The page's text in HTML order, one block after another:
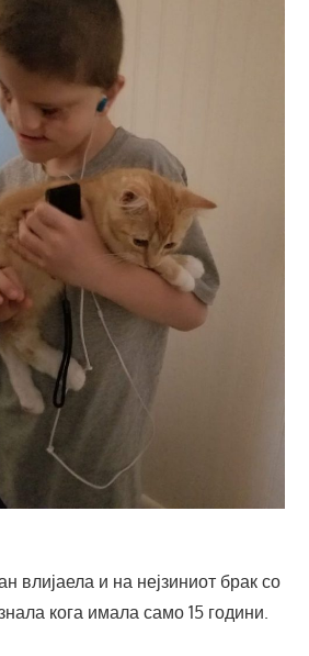
влијаела и на нејзиниот брак со
кога имала само 15 години.